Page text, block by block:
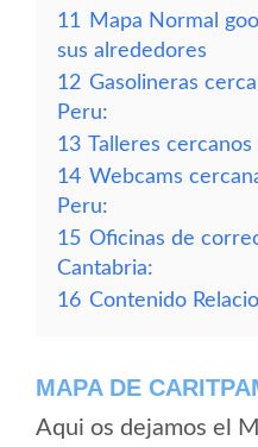
11
Mapa Normal
sus alrededores
12 Gasolineras
Peru:
13 Talleres
14 Webcams
Peru:
15 Oficinas de
Cantabria:
16 Contenido
MAPA DE
Aqui os dejamos el